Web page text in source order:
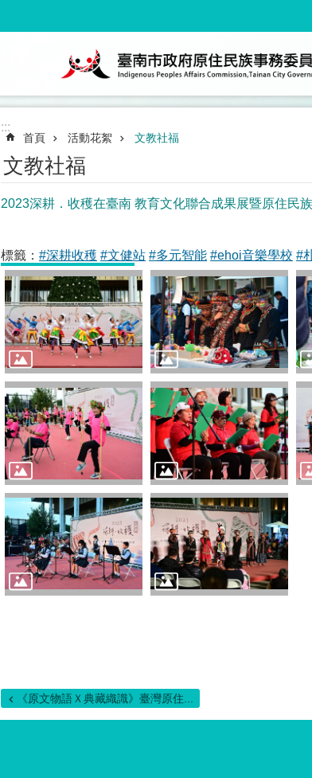
:::
首頁 活動花絮 文教社福
文教社福
2023深耕．收穫在臺南 教育文化聯合成果展暨原住民
標籤： #深耕收穫 #文健站 #多元智能 #ehoi音樂學校 #
《原文物語Ｘ典藏織識》臺灣原住...